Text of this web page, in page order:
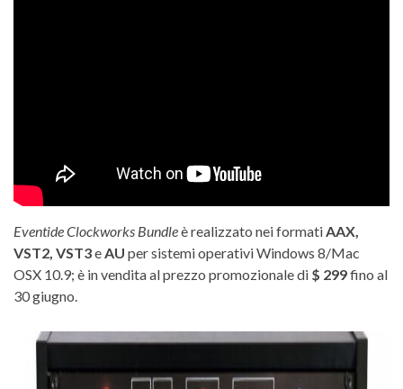
Eventide Clockworks Bundleè realizzato nei formati AAX,
VST2, VST3e AU per sistemi operativi Windows 8/Mac
OSX 10.9; è in vendita al prezzo promozionale di $ 299fino al
30 giugno.